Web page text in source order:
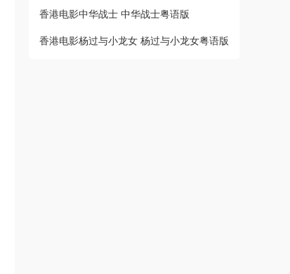
香港电影中华战士 中华战士粤语版
香港电影杨过与小龙女 杨过与小龙女粤语版